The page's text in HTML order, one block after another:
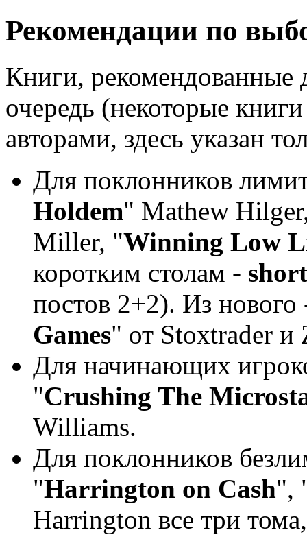
Рекомендации по
Книги, рекомендованные
очередь (некоторые
авторами, здесь указан
Для поклонников
Holdem" Mathew
Miller, "Winning Low
коротким столам -
постов 2+2). Из нового
Games" от Stoxtrader и
Для начинающих
"Crushing The
Williams.
Для поклонников
"Harrington on Cash",
Harrington все три